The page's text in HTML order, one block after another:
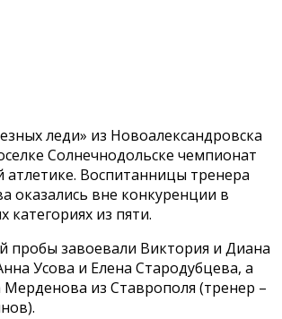
леди» из Новоалександровска
Солнечнодольске чемпионат
атлетике. Воспитанницы тренера
оказались вне конкуренции в
категориях из пяти.
пробы завоевали Виктория и Диана
Усова и Елена Стародубцева, а
Мерденова из Ставрополя (тренер –